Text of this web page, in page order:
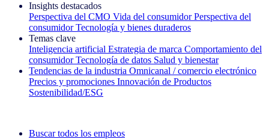
Insights destacados
Perspectiva del CMO Vida del consumidor Perspectiva del
consumidor Tecnología y bienes duraderos
Temas clave
Inteligencia artificial Estrategia de marca Comportamiento del
consumidor Tecnología de datos Salud y bienestar
Tendencias de la industria Omnicanal / comercio electrónico
Precios y promociones Innovación de Productos
Sostenibilidad/ESG
Buscar todos los empleos